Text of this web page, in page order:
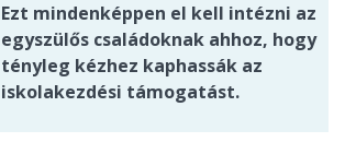
Ezt mindenképpen el kell intézni az
egyszülős családoknak ahhoz, hogy
tényleg kézhez kaphassák az
iskolakezdési támogatást.